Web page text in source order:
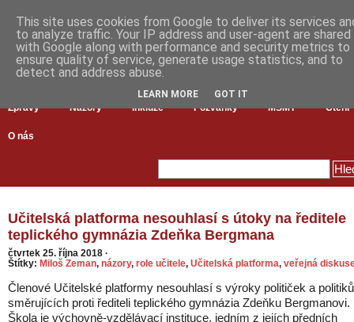
Zprávy Názory Inkluze Pozvánky MŠMT Čtení
O nás
Učitelská platforma nesouhlasí s útoky na ředitele
teplického gymnázia Zdeňka Bergmana
čtvrtek 25. října 2018 ·
Štítky: Miloš Zeman, názory, role učitele, Učitelská platforma, veřejná
Členové Učitelské platformy nesouhlasí s výroky političek a politiků
směrujících proti řediteli teplického gymnázia Zdeňku Bergmanovi.
Škola je výchovně-vzdělávací instituce, jedním z jejích předních
This site uses cookies from Google to deliver its services
to analyze traffic. Your IP address and user-agent are shared
with Google along with performance and security metrics to
ensure quality of service, generate usage statistics, and to
detect and address abuse.
LEARN MORE GOT IT